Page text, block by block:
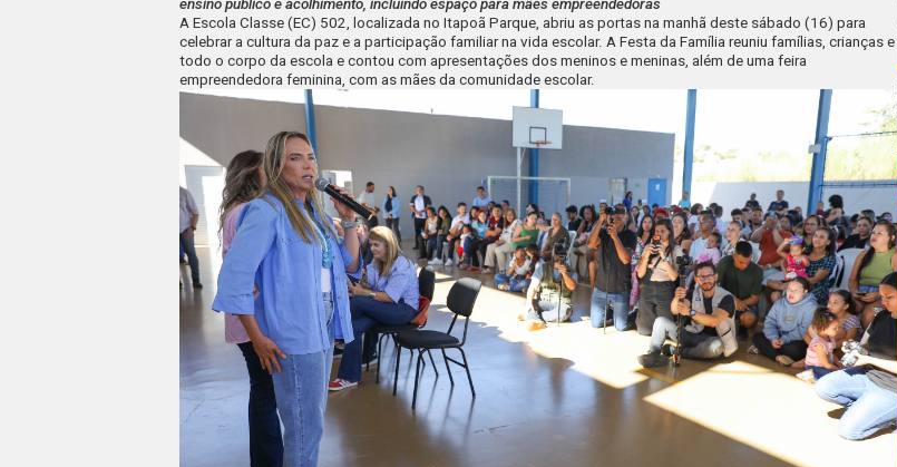
ensino público e acolhimento, incluindo espaço para mães empreendedoras
A Escola Classe (EC) 502, localizada no Itapoã Parque, abriu as portas na manhã deste sábado (16) para
celebrar a cultura da paz e a participação familiar na vida escolar. A Festa da Família reuniu famílias, crianças e
todo o corpo da escola e contou com apresentações dos meninos e meninas, além de uma feira
empreendedora feminina, com as mães da comunidade escolar.